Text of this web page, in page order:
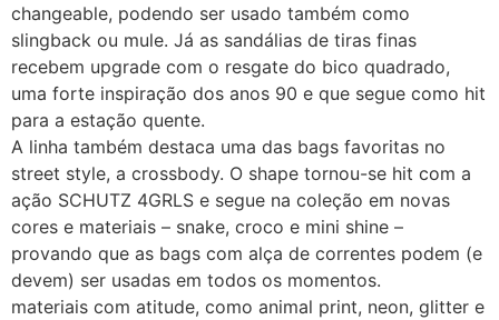
changeable, podendo ser usado também como
slingback ou mule. Já as sandálias de tiras finas
recebem upgrade com o resgate do bico quadrado,
uma forte inspiração dos anos 90 e que segue como hit
para a estação quente.
A linha também destaca uma das bags favoritas no
street style, a crossbody. O shape tornou-se hit com a
ação SCHUTZ 4GRLS e segue na coleção em novas
cores e materiais – snake, croco e mini shine –
provando que as bags com alça de correntes podem (e
devem) ser usadas em todos os momentos.
materiais com atitude, como animal print, neon, glitter e